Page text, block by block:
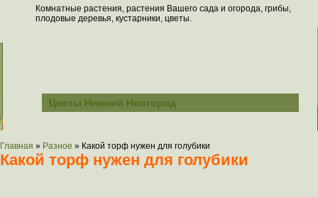
Комнатные растения, растения Вашего сада и огорода, грибы,
плодовые деревья, кустарники, цветы.
Цветы Нижний Новгород
Главная » Разное » Какой торф нужен для голубики
Какой торф нужен для голубики